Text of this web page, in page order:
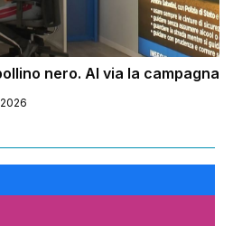
nero. Al via la campagna